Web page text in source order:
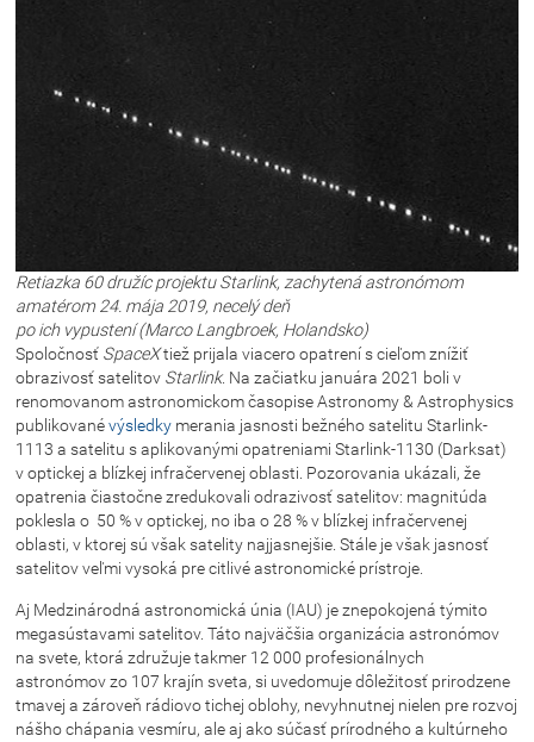
Retiazka 60 družíc projektu Starlink, zachytená astronómom
amatérom 24. mája 2019, necelý deň
po ich vypustení (Marco Langbroek, Holandsko)
Spoločnosť SpaceXtiež prijala viacero opatrení s cieľom znížiť
obrazivosť satelitov Starlink. Na začiatku januára 2021 boli v
renomovanom astronomickom časopise Astronomy & Astrophysics
publikovanévýsledky merania jasnosti bežného satelitu Starlink-
1113 a satelitu s aplikovanými opatreniami Starlink-1130 (Darksat)
v optickej a blízkej infračervenej oblasti. Pozorovania ukázali, že
opatrenia čiastočne zredukovali odrazivosť satelitov: magnitúda
poklesla o 50 % v optickej, no iba o 28 % v blízkej infračervenej
oblasti, v ktorej sú však satelity najjasnejšie. Stále je však jasnosť
satelitov veľmi vysoká pre citlivé astronomické prístroje.
Aj Medzinárodná astronomická únia (IAU) je znepokojená týmito
megasústavami satelitov. Táto najväčšia organizácia astronómov
na svete, ktorá združuje takmer 12 000 profesionálnych
astronómov zo 107 krajín sveta, si uvedomuje dôležitosť prirodzene
tmavej a zároveň rádiovo tichej oblohy, nevyhnutnej nielen pre rozvoj
nášho chápania vesmíru, ale aj ako súčasť prírodného a kultúrneho